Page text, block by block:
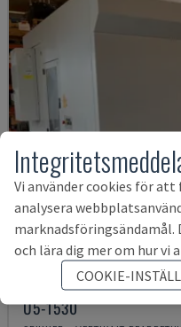
U5-1530
Vi använder cookies för
analysera
och lära dig mer om hur vi
COOKIE-